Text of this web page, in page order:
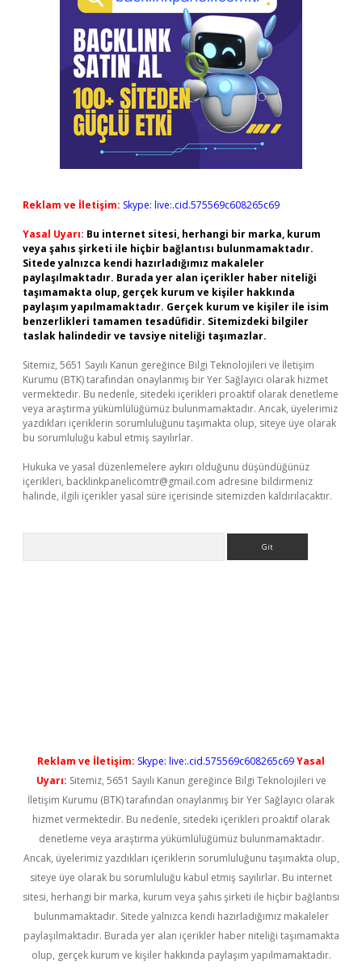
Reklam ve İletişim: Skype: live:.cid.575569c608265c69
Yasal Uyarı: Bu internet sitesi, herhangi bir marka, kurum
veya şahıs şirketi ile hiçbir bağlantısı bulunmamaktadır.
Sitede yalnızca kendi hazırladığımız makaleler
paylaşılmaktadır. Burada yer alan içerikler haber niteliği
taşımamakta olup, gerçek kurum ve kişiler hakkında
paylaşım yapılmamaktadır. Gerçek kurum ve kişiler ile isim
benzerlikleri tamamen tesadüfidir. Sitemizdeki bilgiler
taslak halindedir ve tavsiye niteliği taşımazlar.
Sitemiz, 5651 Sayılı Kanun gereğince Bilgi Teknolojileri ve İletişim
Kurumu (BTK) tarafından onaylanmış bir Yer Sağlayıcı olarak hizmet
vermektedir. Bu nedenle, sitedeki içerikleri proaktif olarak denetleme
veya araştırma yükümlülüğümüz bulunmamaktadır. Ancak, üyelerimiz
yazdıkları içeriklerin sorumluluğunu taşımakta olup, siteye üye olarak
bu sorumluluğu kabul etmiş sayılırlar.
Hukuka ve yasal düzenlemelere aykırı olduğunu düşündüğünüz
içerikleri, backlinkpanelicomtr@gmail.com adresine bildirmeniz
halinde, ilgili içerikler yasal süre içerisinde sitemizden kaldırılacaktır.
Reklam ve İletişim: Skype: live:.cid.575569c608265c69Yasal
Uyarı: Sitemiz, 5651 Sayılı Kanun gereğince Bilgi Teknolojileri ve
İletişim Kurumu (BTK) tarafından onaylanmış bir Yer Sağlayıcı olarak
hizmet vermektedir. Bu nedenle, sitedeki içerikleri proaktif olarak
denetleme veya araştırma yükümlülüğümüz bulunmamaktadır.
Ancak, üyelerimiz yazdıkları içeriklerin sorumluluğunu taşımakta olup,
siteye üye olarak bu sorumluluğu kabul etmiş sayılırlar. Bu internet
sitesi, herhangi bir marka, kurum veya şahıs şirketi ile hiçbir bağlantısı
bulunmamaktadır. Sitede yalnızca kendi hazırladığımız makaleler
paylaşılmaktadır. Burada yer alan içerikler haber niteliği taşımamakta
olup, gerçek kurum ve kişiler hakkında paylaşım yapılmamaktadır.